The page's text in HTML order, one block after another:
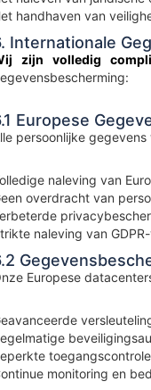
handhaven van
Internationale
zijn volledig
Europese
persoonlijke
naleving van
overdracht van
naleving van
Europese
monitoring en